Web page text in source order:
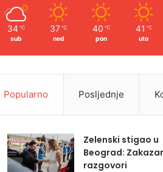
34 ℃
sub
37 ℃
ned
40 ℃
pon
41 ℃
uto
Popularno Posljednje
Zelenski stigao u
Beograd:
razgovori